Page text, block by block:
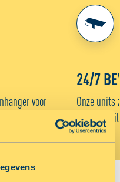
voor
24/7
Onze units
week